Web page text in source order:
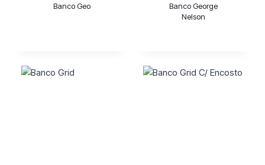
Banco Geo
Banco George
Nelson